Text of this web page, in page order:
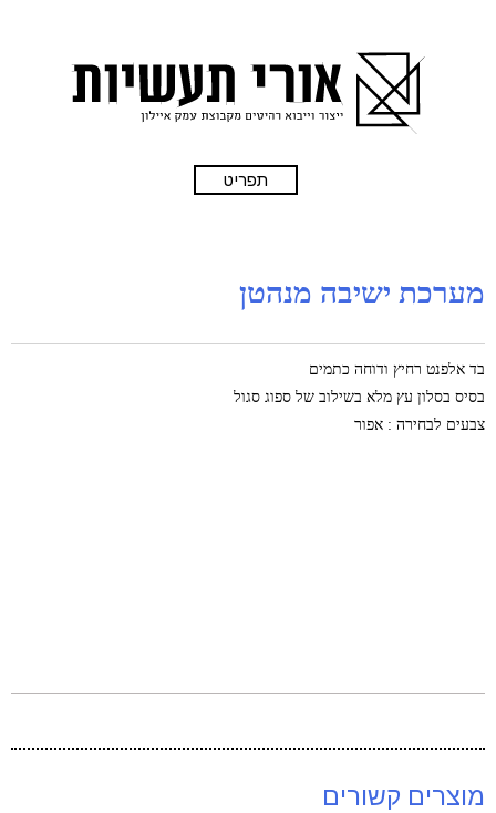
תפריט
מערכת ישיבה מנהטן
בד אלפנט רחיץ ודוחה כתמים
בסיס בסלון עץ מלא בשילוב של ספוג סגול
צבעים לבחירה : אפור
מוצרים קשורים